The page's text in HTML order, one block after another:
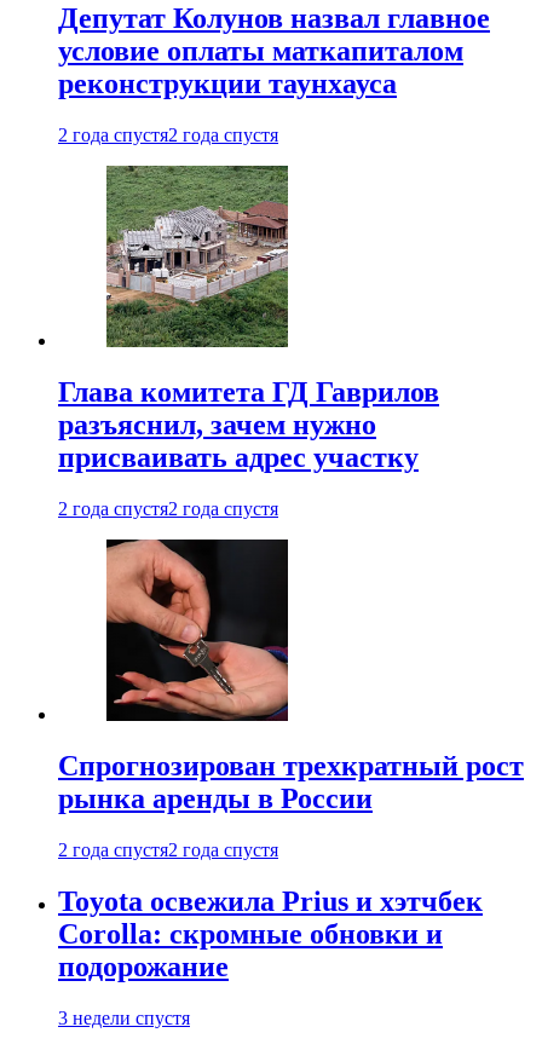
Депутат Колунов назвал главное
условие оплаты маткапиталом
реконструкции таунхауса
2 года спустя2 года спустя
Глава комитета ГД Гаврилов
разъяснил, зачем нужно
присваивать адрес участку
2 года спустя2 года спустя
Спрогнозирован трехкратный рост
рынка аренды в России
2 года спустя2 года спустя
Toyota освежила Prius и хэтчбек
Corolla: скромные обновки и
подорожание
3 недели спустя